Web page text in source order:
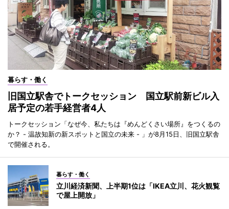
暮らす・働く
旧国立駅舎でトークセッション 国立駅前新ビル入
居予定の若手経営者4人
トークセッション「なぜ今、私たちは『めんどくさい場所』をつくるの
か？ - 温故知新の新スポットと国立の未来 - 」が8月15日、旧国立駅舎
で開催される。
暮らす・働く
立川経済新聞、上半期1位は「IKEA立川、花火観覧
で屋上開放」